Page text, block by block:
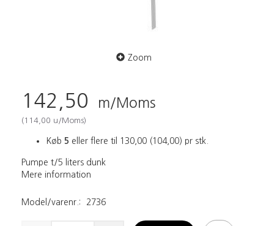
Zoom
142,50 m/Moms
(114,00 u/Moms)
Køb 5 eller flere til 130,00 (104,00) pr stk.
Pumpe t/5 liters dunk
Mere information
Model/varenr.: 2736